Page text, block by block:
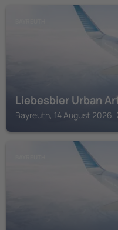
Liebesbier Urban
Bayreuth, 14 August 2026,